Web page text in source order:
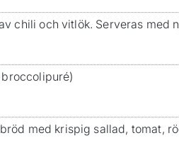
chili och vitlök. Serveras med
med krispig sallad, tomat,